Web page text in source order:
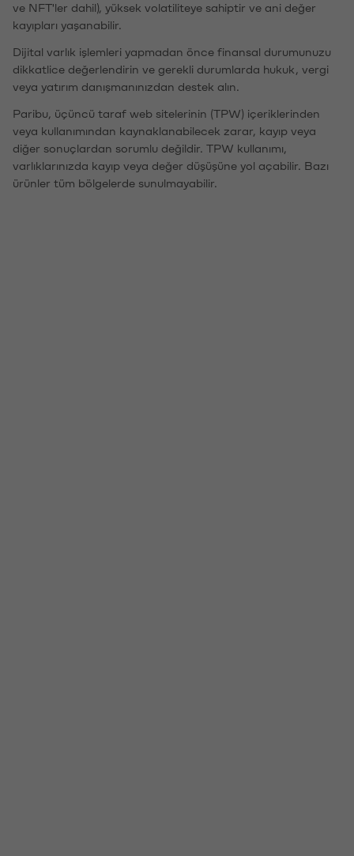
ve NFT'ler dahil), yüksek volatiliteye sahiptir ve ani değer
kayıpları yaşanabilir.
Dijital varlık işlemleri yapmadan önce finansal durumunuzu
dikkatlice değerlendirin ve gerekli durumlarda hukuk, vergi
veya yatırım danışmanınızdan destek alın.
Paribu, üçüncü taraf web sitelerinin (TPW) içeriklerinden
veya kullanımından kaynaklanabilecek zarar, kayıp veya
diğer sonuçlardan sorumlu değildir. TPW kullanımı,
varlıklarınızda kayıp veya değer düşüşüne yol açabilir. Bazı
ürünler tüm bölgelerde sunulmayabilir.